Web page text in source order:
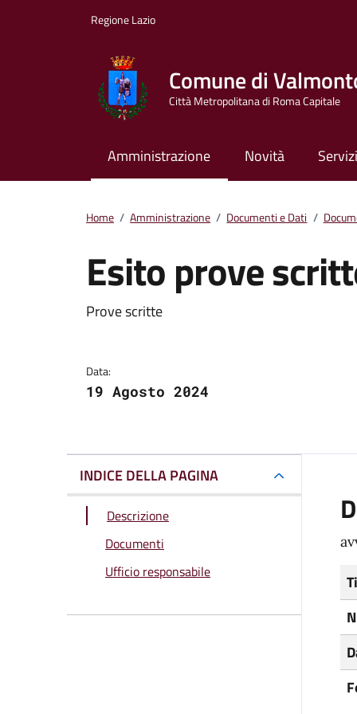
Regione Lazio
Comune di
Città Metropolitana di Roma Capitale
Amministrazione Novità Servizi
Home / Amministrazione / Documenti e Dati /
Esito prove
Dettagli del
Prove scritte
Data:
19 Agosto 2024
INDICE DELLA PAGINA
Descrizione
Documenti
Ufficio responsabile